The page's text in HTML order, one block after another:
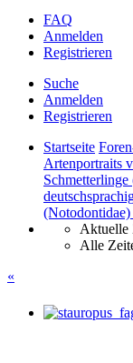
FAQ
Anmelden
Registrieren
Suche
Anmelden
Registrieren
Startseite
Artenportraits
Aktuelle
Alle
«